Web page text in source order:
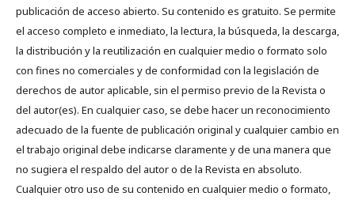
publicación de acceso abierto. Su contenido es gratuito. Se permite
el acceso completo e inmediato, la lectura, la búsqueda, la descarga,
la distribución y la reutilización en cualquier medio o formato solo
con fines no comerciales y de conformidad con la legislación de
derechos de autor aplicable, sin el permiso previo de la Revista o
del autor(es). En cualquier caso, se debe hacer un reconocimiento
adecuado de la fuente de publicación original y cualquier cambio en
el trabajo original debe indicarse claramente y de una manera que
no sugiera el respaldo del autor o de la Revista en absoluto.
Cualquier otro uso de su contenido en cualquier medio o formato,